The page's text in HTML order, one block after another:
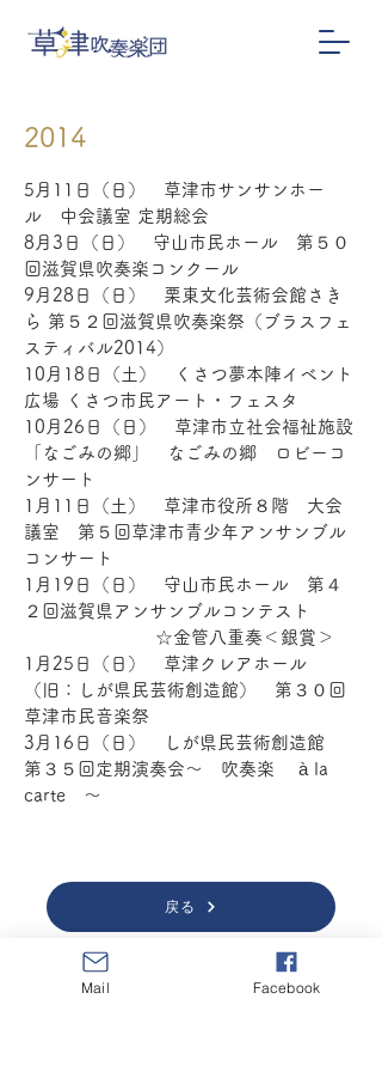
2014
5月11日（日） 草津市サンサンホー
ル 中会議室 定期総会
8月3日（日） 守山市民ホール 第５０
回滋賀県吹奏楽コンクール
9月28日（日） 栗東文化芸術会館さき
ら 第５２回滋賀県吹奏楽祭（ブラスフェ
スティバル2014）
10月18日（土） くさつ夢本陣イベント
広場 くさつ市民アート・フェスタ
10月26日（日） 草津市立社会福祉施設
「なごみの郷」 なごみの郷 ロビーコ
ンサート
1月11日（土） 草津市役所８階 大会
議室 第５回草津市青少年アンサンブル
コンサート
1月19日（日） 守山市民ホール 第４
２回滋賀県アンサンブルコンテスト
☆金管八重奏＜銀賞＞
1月25日（日） 草津クレアホール
（旧：しが県民芸術創造館） 第３０回
草津市民音楽祭
3月16日（日） しが県民芸術創造館
第３５回定期演奏会～ 吹奏楽 à la
carte ～
戻る
Mail Facebook